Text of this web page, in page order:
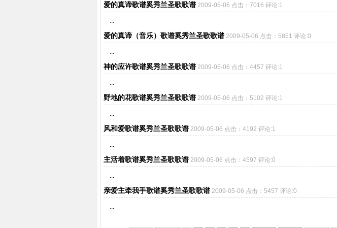
爱的真谛歌谱奚秀兰圣歌歌谱 2009-05-06 点击：7016 评论:1
...
爱的真谛（音乐）歌谱奚秀兰圣歌歌谱 2009-05-06 点击：5851 评论:0
...
神的应许歌谱奚秀兰圣歌歌谱 2009-05-06 点击：4457 评论:1
...
野地的花歌谱奚秀兰圣歌歌谱 2009-05-06 点击：5102 评论:1
...
风和爱歌谱奚秀兰圣歌歌谱 2009-05-06 点击：4192 评论:1
...
主活着歌谱奚秀兰圣歌歌谱 2009-05-06 点击：4597 评论:0
...
亲爱主牵我手歌谱奚秀兰圣歌歌谱 2009-05-06 点击：5457 评论:0
...